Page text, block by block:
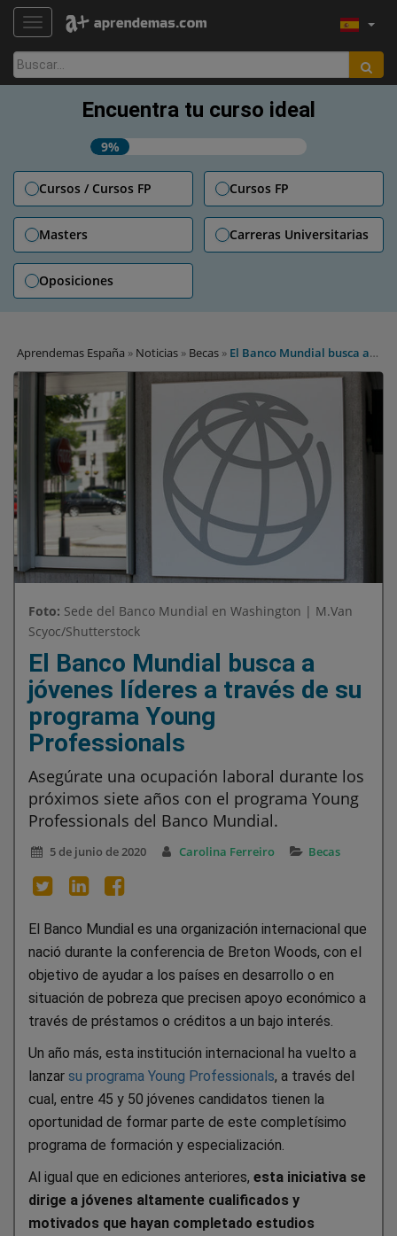
TOGGLE NAVIGATION
Buscar:
Encuentra tu curso ideal
9%
Cursos / Cursos FP Cursos FP
Masters Carreras Universitarias
Oposiciones
Aprendemas España » Noticias » Becas » El Banco Mundial busca a
jóvenes líderes a través de su programa Young Professionals
Foto: Sede del Banco Mundial en Washington | M.Van
Scyoc/Shutterstock
El Banco Mundial busca a
jóvenes líderes a través de su
programa Young
Professionals
Asegúrate una ocupación laboral durante los
próximos siete años con el programa Young
Professionals del Banco Mundial.
5 de junio de 2020 Carolina Ferreiro Becas
El Banco Mundial es una organización internacional que
nació durante la conferencia de Breton Woods, con el
objetivo de ayudar a los países en desarrollo o en
situación de pobreza que precisen apoyo económico a
través de préstamos o créditos a un bajo interés.
Un año más, esta institución internacional ha vuelto a
lanzar su programa Young Professionals, a través del
cual, entre 45 y 50 jóvenes candidatos tienen la
oportunidad de formar parte de este completísimo
programa de formación y especialización.
Al igual que en ediciones anteriores, esta iniciativa se
dirige a jóvenes altamente cualificados y
motivados que hayan completado estudios